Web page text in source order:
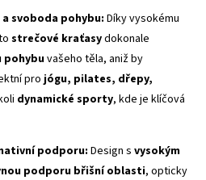
svoboda pohybu: Díky vysokému
strečové kraťasydokonale
pohybuvašeho těla, aniž by
projógu, pilates, dřepy,
dynamické sporty, kde je klíčová
podporu: Design s vysokým
podporu břišní oblasti, opticky